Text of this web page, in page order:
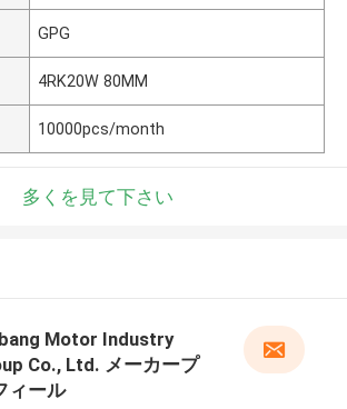
GPG
4RK20W 80MM
10000pcs/month
多くを見て下さい
Motor Industry
Co., Ltd. メーカープ
ィール